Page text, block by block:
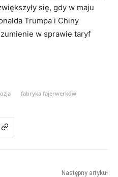
się, gdy w maju
Trumpa i Chiny
w sprawie taryf
fabryka fajerwerków
Następny artykuł